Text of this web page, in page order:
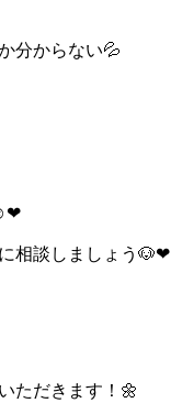
分からない💦
相談しましょう🐶❤
ただきます！🌼